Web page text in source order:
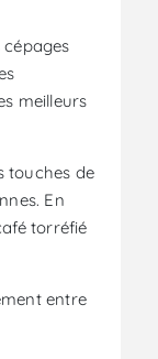
meilleurs
touches de
En
torréfié
entre